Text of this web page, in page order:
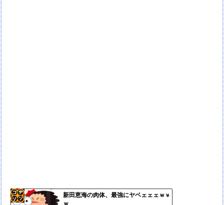
新田恵海の肉体、最強にヤベェェェｗｗ
ｗ